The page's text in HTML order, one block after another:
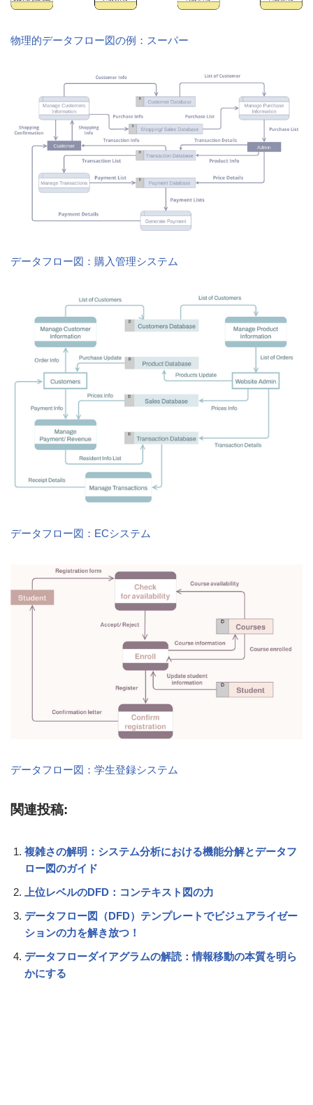
物理的データフロー図の例：スーパー
データフロー図：購入管理システム
データフロー図：ECシステム
データフロー図：学生登録システム
関連投稿:
複雑さの解明：システム分析における機能分解とデータフ
ロー図のガイド
上位レベルのDFD：コンテキスト図の力
データフロー図（DFD）テンプレートでビジュアライゼー
ションの力を解き放つ！
データフローダイアグラムの解読：情報移動の本質を明ら
かにする